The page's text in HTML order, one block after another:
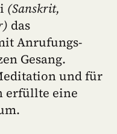
(Sanskrit,
das
Anrufungs-
Gesang.
und für
erfüllte eine